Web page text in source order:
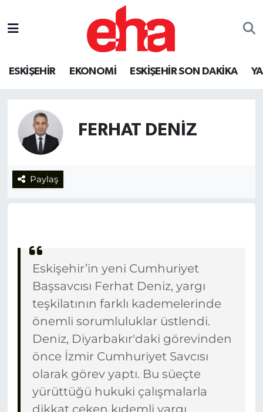
ESKİŞEHİR EKONOMİ ESKİŞEHİR SON DAKİKA
FERHAT DENIZ
Paylaş
Eskişehir’in yeni Cumhuriyet
Başsavcısı Ferhat Deniz, yargı
teşkilatının farklı kademelerinde
önemli sorumluluklar üstlendi.
Deniz, Diyarbakır'daki görevinden
önce İzmir Cumhuriyet Savcısı
olarak görev yaptı. Bu süeçte
yürüttüğü hukuki çalışmalarla
dikkat çeken kıdemli yargı